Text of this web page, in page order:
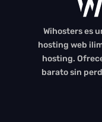
Wihosters es
hosting web
hosting.
barato sin
...